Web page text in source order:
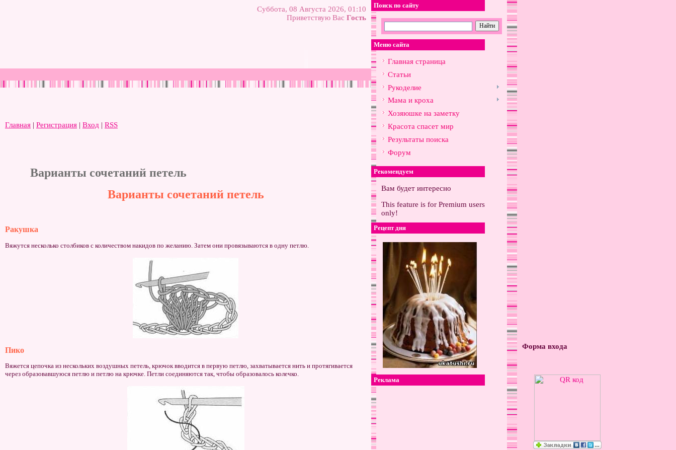
Суббота, 08 Августа 2026, 01:10
Приветствую Вас Гость
Главная | Регистрация | Вход | RSS
Варианты сочетаний петель
Варианты сочетаний петель
Ракушка
Вяжутся несколько столбиков с количеством накидов по желанию. Затем они провязываются в одну петлю.
Пико
Вяжется цепочка из нескольких воздушных петель, крючок вводится в первую петлю, захватывается нить и протягивается
через образовавшуюся петлю и петлю на крючке. Петли соединяются так, чтобы образовалось колечко.
Поиск по сайту
Меню сайта
Главная страница
Статьи
Рукоделие
Мама и кроха
Хозяюшке на заметку
Красота спасет мир
Результаты поиска
Форум
Рекомендуем
Вам будет интересно
This feature is for Premium users
only!
Рецепт дня
Реклама
Форма входа